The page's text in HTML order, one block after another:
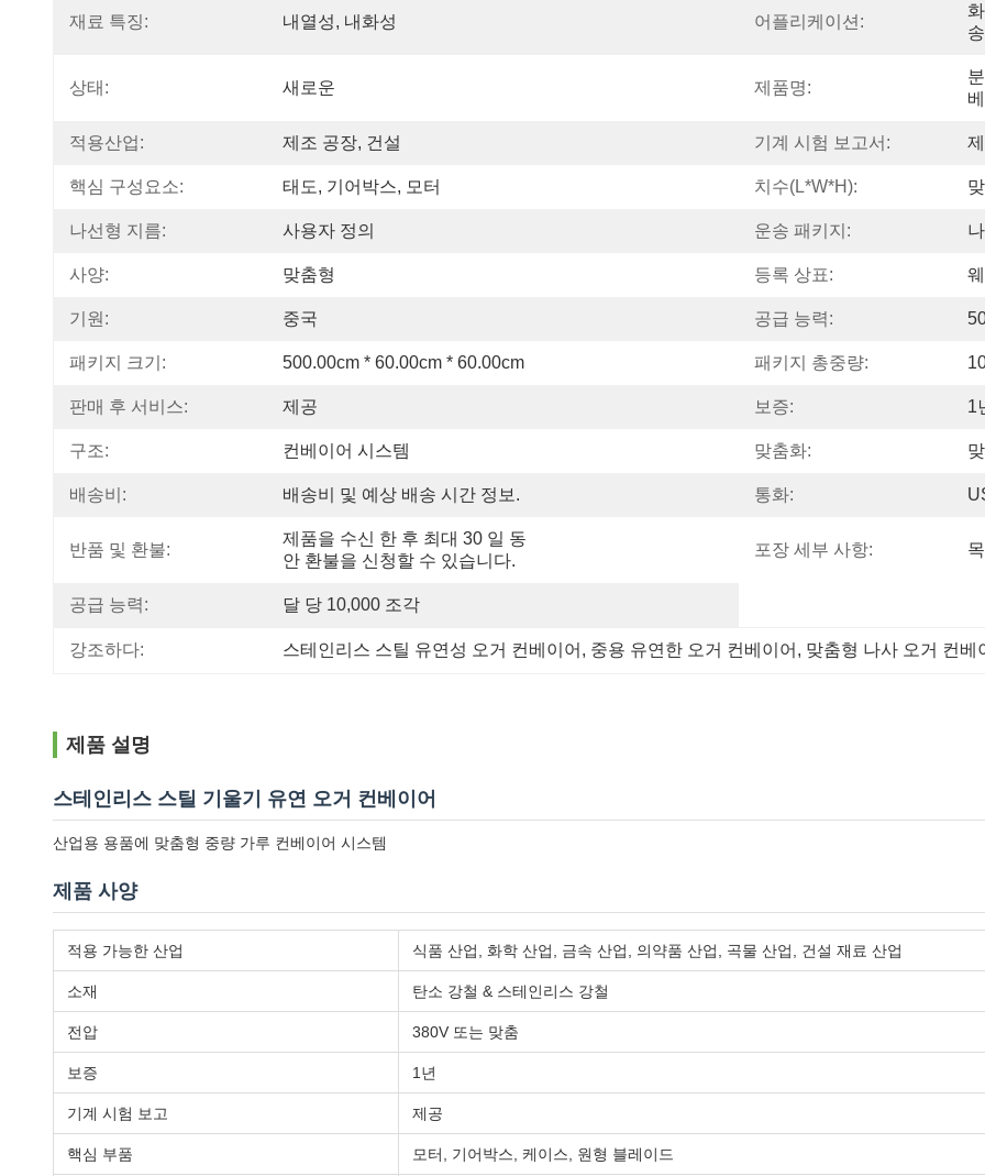
재료 특징: 내열성, 내화성 어플리케이션:
상태: 새로운 제품명:
적용산업: 제조 공장, 건설 기계 시험 보고서:
핵심 구성요소: 태도, 기어박스, 모터 치수(l*w*h):
나선형 지름: 사용자 정의 운송 패키지:
사양: 맞춤형 등록 상표:
기원: 중국 공급 능력:
패키지 크기: 500.00cm * 60.00cm * 60.00cm 패키지 총중량:
판매 후 서비스: 제공 보증: 1
구조: 컨베이어 시스템 맞춤화:
배송비: 배송비 및 예상 배송 시간 정보. 통화:
반품 및 환불:
제품을 수신 한 후 최대 30 일 동
안 환불을 신청할 수 있습니다.
포장 세부 사항:
공급 능력: 달 당 10,000 조각
강조하다: 스테인리스 스틸 유연성 오거 컨베이어 , 중용 유연한 오거 컨베이어 , 맞춤형 나사 오거 컨베
제품 설명
스테인리스 스틸 기울기 유연 오거 컨베이어
산업용 용품에 맞춤형 중량 가루 컨베이어 시스템
제품 사양
적용 가능한 산업 식품 산업, 화학 산업, 금속 산업, 의약품 산업, 곡물 산업, 건설 재료 산업
소재 탄소 강철 & 스테인리스 강철
전압 380V 또는 맞춤
보증 1년
기계 시험 보고 제공
핵심 부품 모터, 기어박스, 케이스, 원형 블레이드